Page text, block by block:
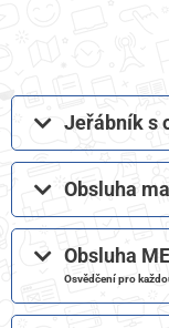
Jeřábník s
Obsluha
Obsluha
Osvědčení pro